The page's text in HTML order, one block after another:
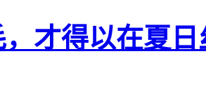
才得以在夏